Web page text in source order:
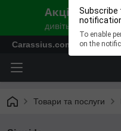
Subscribe
To enable
on the
Carassius.com.ua - Все
Товари та послуги